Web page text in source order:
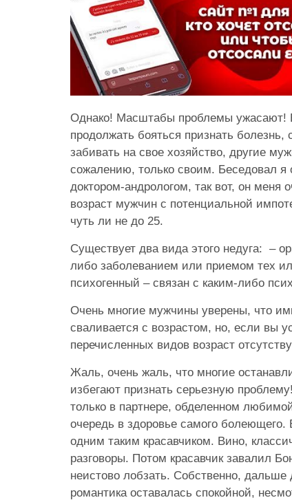
Однако! Масштабы проблемы ужасают!
продолжать бояться признать болезнь,
забивать на свое хозяйство, другие
сожалению, только своим. Беседовал
доктором-андрологом, так вот, он меня
возраст мужчин с потенциальной
чуть ли не до 25.
Существует два вида этого недуга: –
либо заболеванием или приемом тех
психогенный – связан с каким-либо
Очень многие мужчины уверены, что
сваливается с возрастом, но, если вы
перечисленных видов возраст
Жаль, очень жаль, что многие
избегают признать серьезную
только в партнере, обделенном
очередь в здоровье самого болеющего.
одним таким красавчиком. Вино,
разговоры. Потом красавчик завалил
неистово лобзать. Собственно,
романтика оставалась спокойной,